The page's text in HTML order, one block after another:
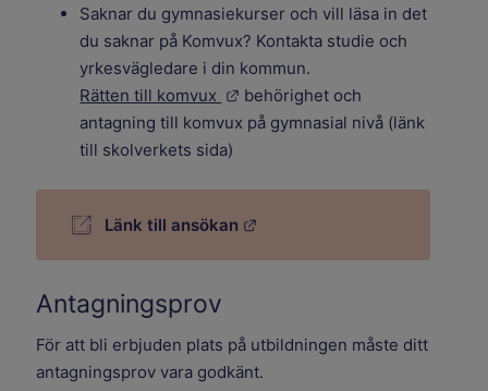
Saknar du gymnasiekurser och vill läsa in det
du saknar på Komvux? Kontakta studie och
yrkesvägledare i din kommun.
Rätten till komvux
Länk till annan webbplats.
behörighet och
antagning till komvux på gymnasial nivå (länk
till skolverkets sida)
Länk till ansökan
Antagningsprov
För att bli erbjuden plats på utbildningen måste ditt
antagningsprov vara godkänt.